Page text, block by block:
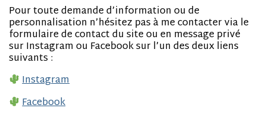
Pour toute demande d’information ou de
personnalisation n’hésitez pas à me contacter via le
formulaire de contact du site ou en message privé
sur Instagram ou Facebook sur l’un des deux liens
suivants :
Instagram
Facebook